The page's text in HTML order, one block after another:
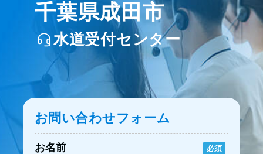
千葉県成田市
水道受付センター
お問い合わせフォーム
お名前 必須